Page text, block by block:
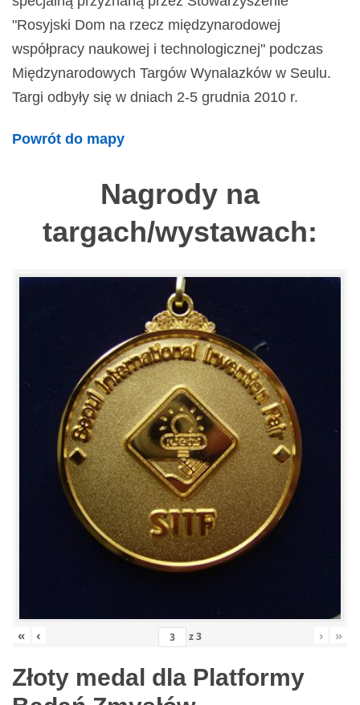
"Rosyjski Dom na rzecz międzynarodowej
współpracy naukowej i technologicznej" podczas
Międzynarodowych Targów Wynalazków w Seulu.
Targi odbyły się w dniach 2-5 grudnia 2010 r.
Powrót do mapy
Nagrody na
targach/wystawach:
« ‹ z3 › »
Złoty medal dla Platformy